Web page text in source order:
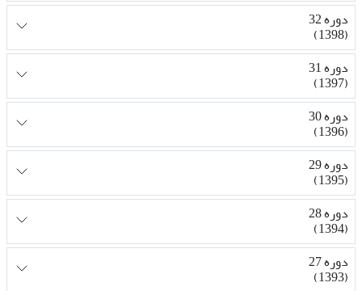
دوره 32
(1398)
دوره 31
(1397)
دوره 30
(1396)
دوره 29
(1395)
دوره 28
(1394)
دوره 27
(1393)